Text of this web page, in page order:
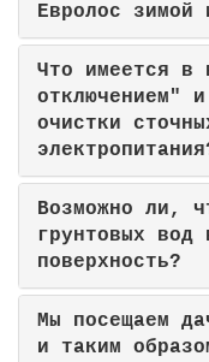
Евролос зимой
Что имеется в
отключением"
очистки
Возможно ли,
грунтовых вод
поверхность?
Мы посещаем
и таким